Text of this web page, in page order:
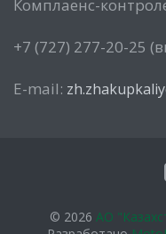
Комплаенс-
+7 (727) 277-20-25
E-mail:
© 2026 АО